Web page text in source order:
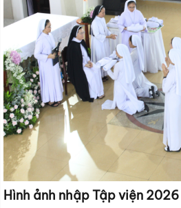
Hình ảnh nhập Tập viện 2026